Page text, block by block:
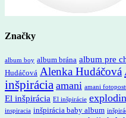
Značky
album boy album brána album pre
Hudáčová Alenka Hudáčová
inšpirácia amani amani
El inšpirácia El inšpirácie
inspiracia inšpirácia baby album